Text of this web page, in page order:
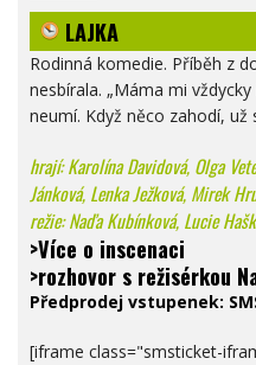
LAJKA
Rodinná komedie. Příběh z
nesbírala. „Máma mi
neumí. Když něco zahodí, už
hrají: Karolína Davidová, Olga
Jánková, Lenka Ježková, Mirek
režie: Naďa Kubínková, Lucie
>Více o inscenaci
>rozhovor s režisérkou
Předprodej vstupenek:
[iframe class="smsticket-